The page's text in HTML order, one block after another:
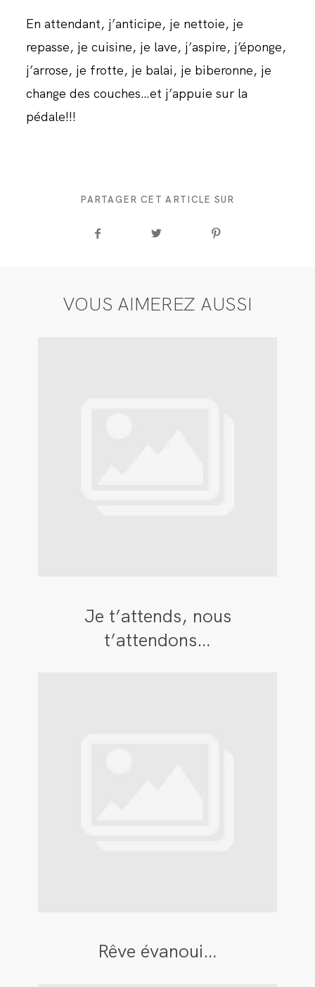
En attendant, j’anticipe, je nettoie, je
repasse, je cuisine, je lave, j’aspire, j’éponge,
j’arrose, je frotte, je balai, je biberonne, je
change des couches…et j’appuie sur la
pédale!!!
PARTAGER CET ARTICLE SUR
VOUS AIMEREZ AUSSI
Je t’attends, nous
t’attendons…
Rêve évanoui…